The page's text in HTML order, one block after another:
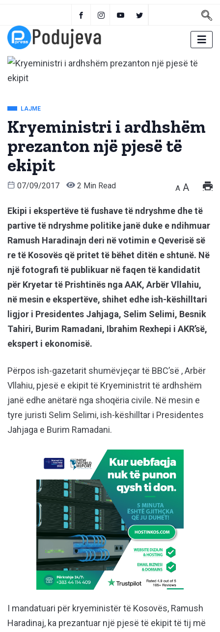
LAJME
Kryeministri i ardhshëm
prezanton një pjesë të
ekipit
07/09/2017 2 Min Read A A
Ekipi i ekspertëve të fushave të ndryshme dhe të
partive të ndryshme politike janë duke e ndihmuar
Ramush Haradinajn deri në votimin e Qeverisë së
re të Kosovës që pritet të bëhet ditën e shtunë. Në
një fotografi të publikuar në faqen të kandidatit
për Kryetar të Prishtinës nga AAK, Arbër Vllahiu,
në mesin e ekspertëve, shihet edhe ish-këshilltari
ligjor i Presidentes Jahjaga, Selim Selimi, Besnik
Tahiri, Burim Ramadani, Ibrahim Rexhepi i AKR’së,
ekspert i ekonomisë.
Përpos ish-gazetarit shumëvjeçar të BBC’së , Arbër
Vllahiu, pjesë e ekipit të Kryeministrit të ardhshëm
janë edhe anëtarë nga shoqëria civile. Në mesin e
tyre juristi Selim Selimi, ish-këshilltar i Presidentes
Jahjaga e Burim Ramadani.
I mandatuari për kryeministër të Kosovës, Ramush
Haradinaj, ka prezantuar një pjesë të ekipit të tij më